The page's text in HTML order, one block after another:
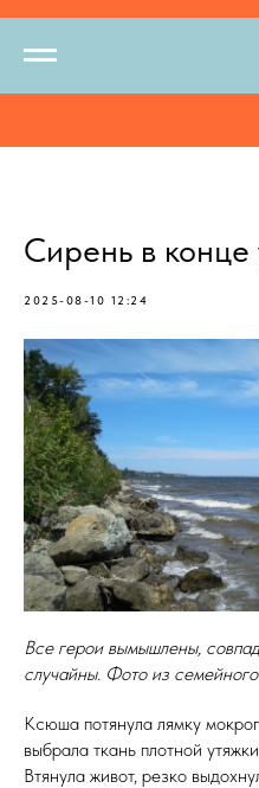
Сирень в конце
2025-08-10 12:24
Все герои вымышлены,
случайны. Фото из
Ксюша потянула лямку
выбрала ткань плотной
Втянула живот, резко